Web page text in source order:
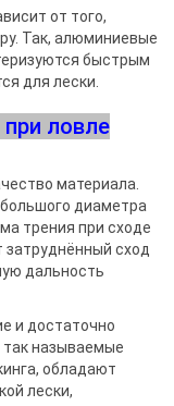
от того,
Так, алюминиевые
быстрым
для лески.
ловле
материала.
большого диаметра
трения при сходе
затруднённый сход
дальность
и достаточно
называемые
обладают
лески,